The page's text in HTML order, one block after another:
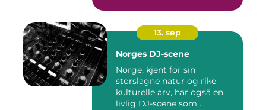
13. sep
Norges DJ-scene
Norge, kjent for sin
storslagne natur og rike
kulturelle arv, har også en
livlig DJ-scene som ...